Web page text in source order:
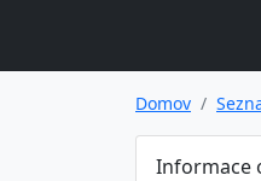
Domov
Informace